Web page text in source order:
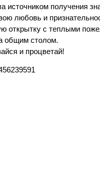
источником получения
любовь и
открытку с теплыми
общим столом.
и процветай!